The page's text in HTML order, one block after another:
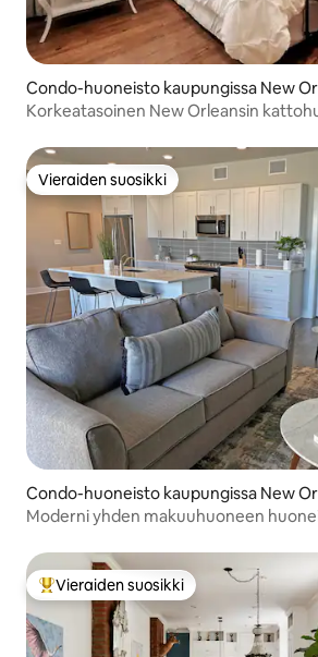
Condo-huoneisto kaupungissa New
Korkeatasoinen New Orleansin
Vieraiden suosikki
Vieraiden suosikki
Condo-huoneisto kaupungissa New
Moderni yhden makuuhuoneen
Vieraiden suosikkien parhaimmistoa
Vieraiden suosikki